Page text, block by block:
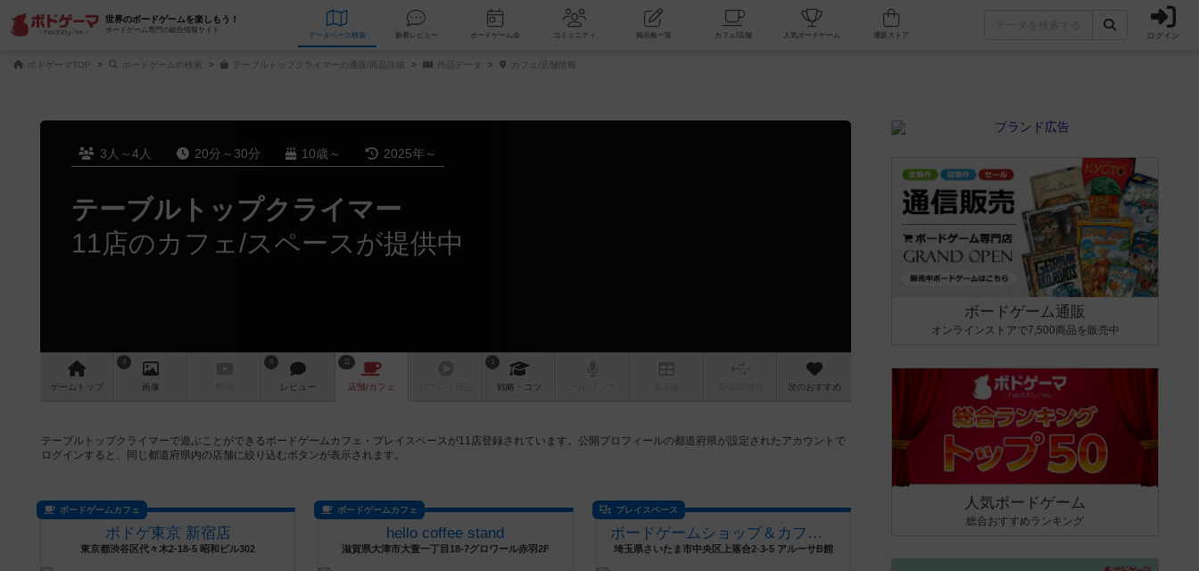
世界のボードゲームを楽しもう！
ボードゲーム専門の総合情報サイト
データベース 検索 新着レビュー ボードゲーム会 コミュニティ 掲示板一覧 カフェ/店舗 人気ボードゲーム ログイン
ボドゲーマTOP ボードゲームの検索 テーブルトップクライマーの通販/商品詳細 作品データ カフェ/店舗情報
3人～4人 20分～30分 10歳～ 2025年～
テーブルトップクライマー
11店のカフェ/スペースが提供中
ゲーム トップ
4
画像
6
レビュー
11
店舗/カフェ
1
戦略 ・コツ 次のおすすめ
テーブルトップクライマーで遊ぶことができるボードゲームカフェ・プレイスペースが11店登録されています。公開プロフィールの都道府県が設定されたアカウントで
ログインすると、同じ都道府県内の店舗に絞り込むボタンが表示されます。
ボードゲームカフェ
ボドゲ東京 新宿店
東京都渋谷区代々木2-18-5 昭和ビル302
ボードゲームカフェ
hello coffee stand
滋賀県大津市大萱一丁目18-7グロワール赤羽2F
プレイスペース
ボードゲームショップ＆カフェ クエスチョン
埼玉県さいたま市中央区上落合2-3-5 アルーサB館
ボードゲーム通販
オンラインストアで7,500商品を販売中
人気ボードゲーム
総合おすすめランキング